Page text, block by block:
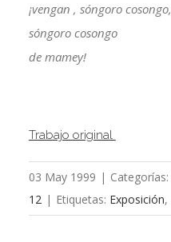
¡vengan , sóngoro cosongo,
sóngoro cosongo
de mamey!
Trabajo original
03 May 1999 | Categorías:
12 | Etiquetas: Exposición,